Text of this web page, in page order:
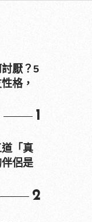
厭？5
格，
1
「真
侶是
2